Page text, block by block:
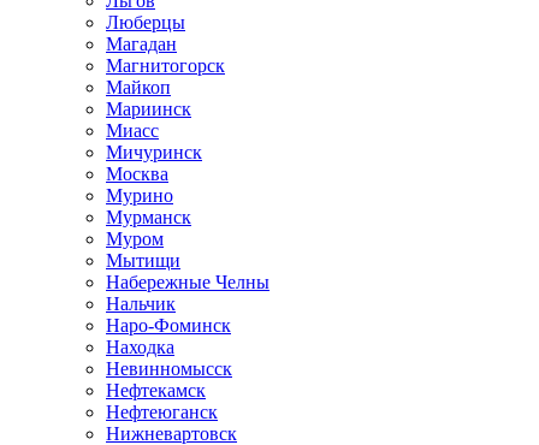
Люберцы
Магадан
Магнитогорск
Майкоп
Мариинск
Миасс
Мичуринск
Москва
Мурино
Мурманск
Муром
Мытищи
Набережные Челны
Нальчик
Наро-Фоминск
Находка
Невинномысск
Нефтекамск
Нефтеюганск
Нижневартовск